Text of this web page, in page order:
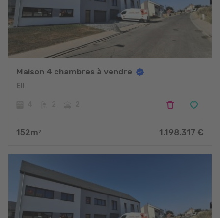
Maison 4 chambres à vendre
Ell
152m 2 1.198.317 €